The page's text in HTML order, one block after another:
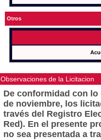
Otros
Observaciones de la Licitacion
De conformidad con lo
de noviembre, los
través del Registro
Red). En el presente
no sea presentada a